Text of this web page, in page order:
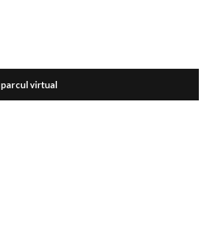
parcul virtual